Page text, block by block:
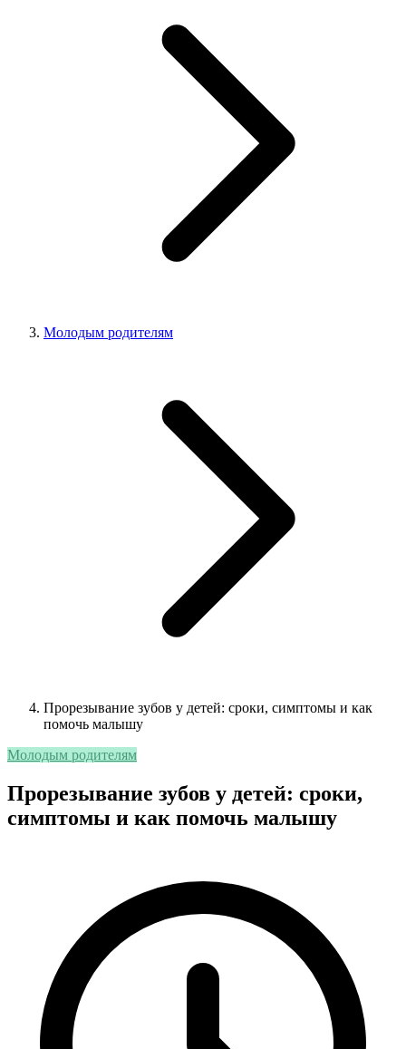
Молодым родителям
Прорезывание зубов у детей: сроки, симптомы и как
помочь малышу
Молодым родителям
Прорезывание зубов у детей: сроки,
симптомы и как помочь малышу